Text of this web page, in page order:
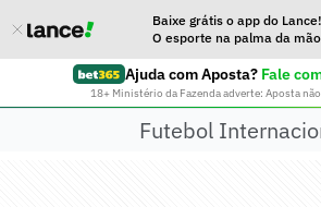
Baixe grátis o app do Lance!
O esporte na palma da
Ajuda com Aposta? Fale
18+ Ministério da Fazenda adverte: Aposta
Futebol